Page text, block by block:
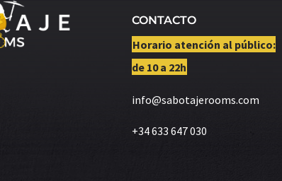
CONTACTO
Horario atención al público:
de 10 a 22h
info@sabotajerooms.com
+34 633 647 030